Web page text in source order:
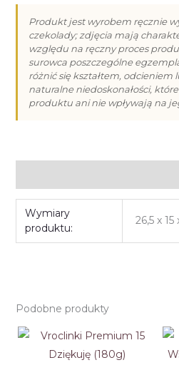
Boże
Narodzenie
Produkt jest wyrobem ręcznie
czekolady; zdjęcia mają
względu na ręczny proces
surowca poszczególne
różnić się kształtem, odcieniem
naturalne niedoskonałości,
produktu ani nie wpływają na
Wymiary
produktu:
26,5 x
Podobne produkty